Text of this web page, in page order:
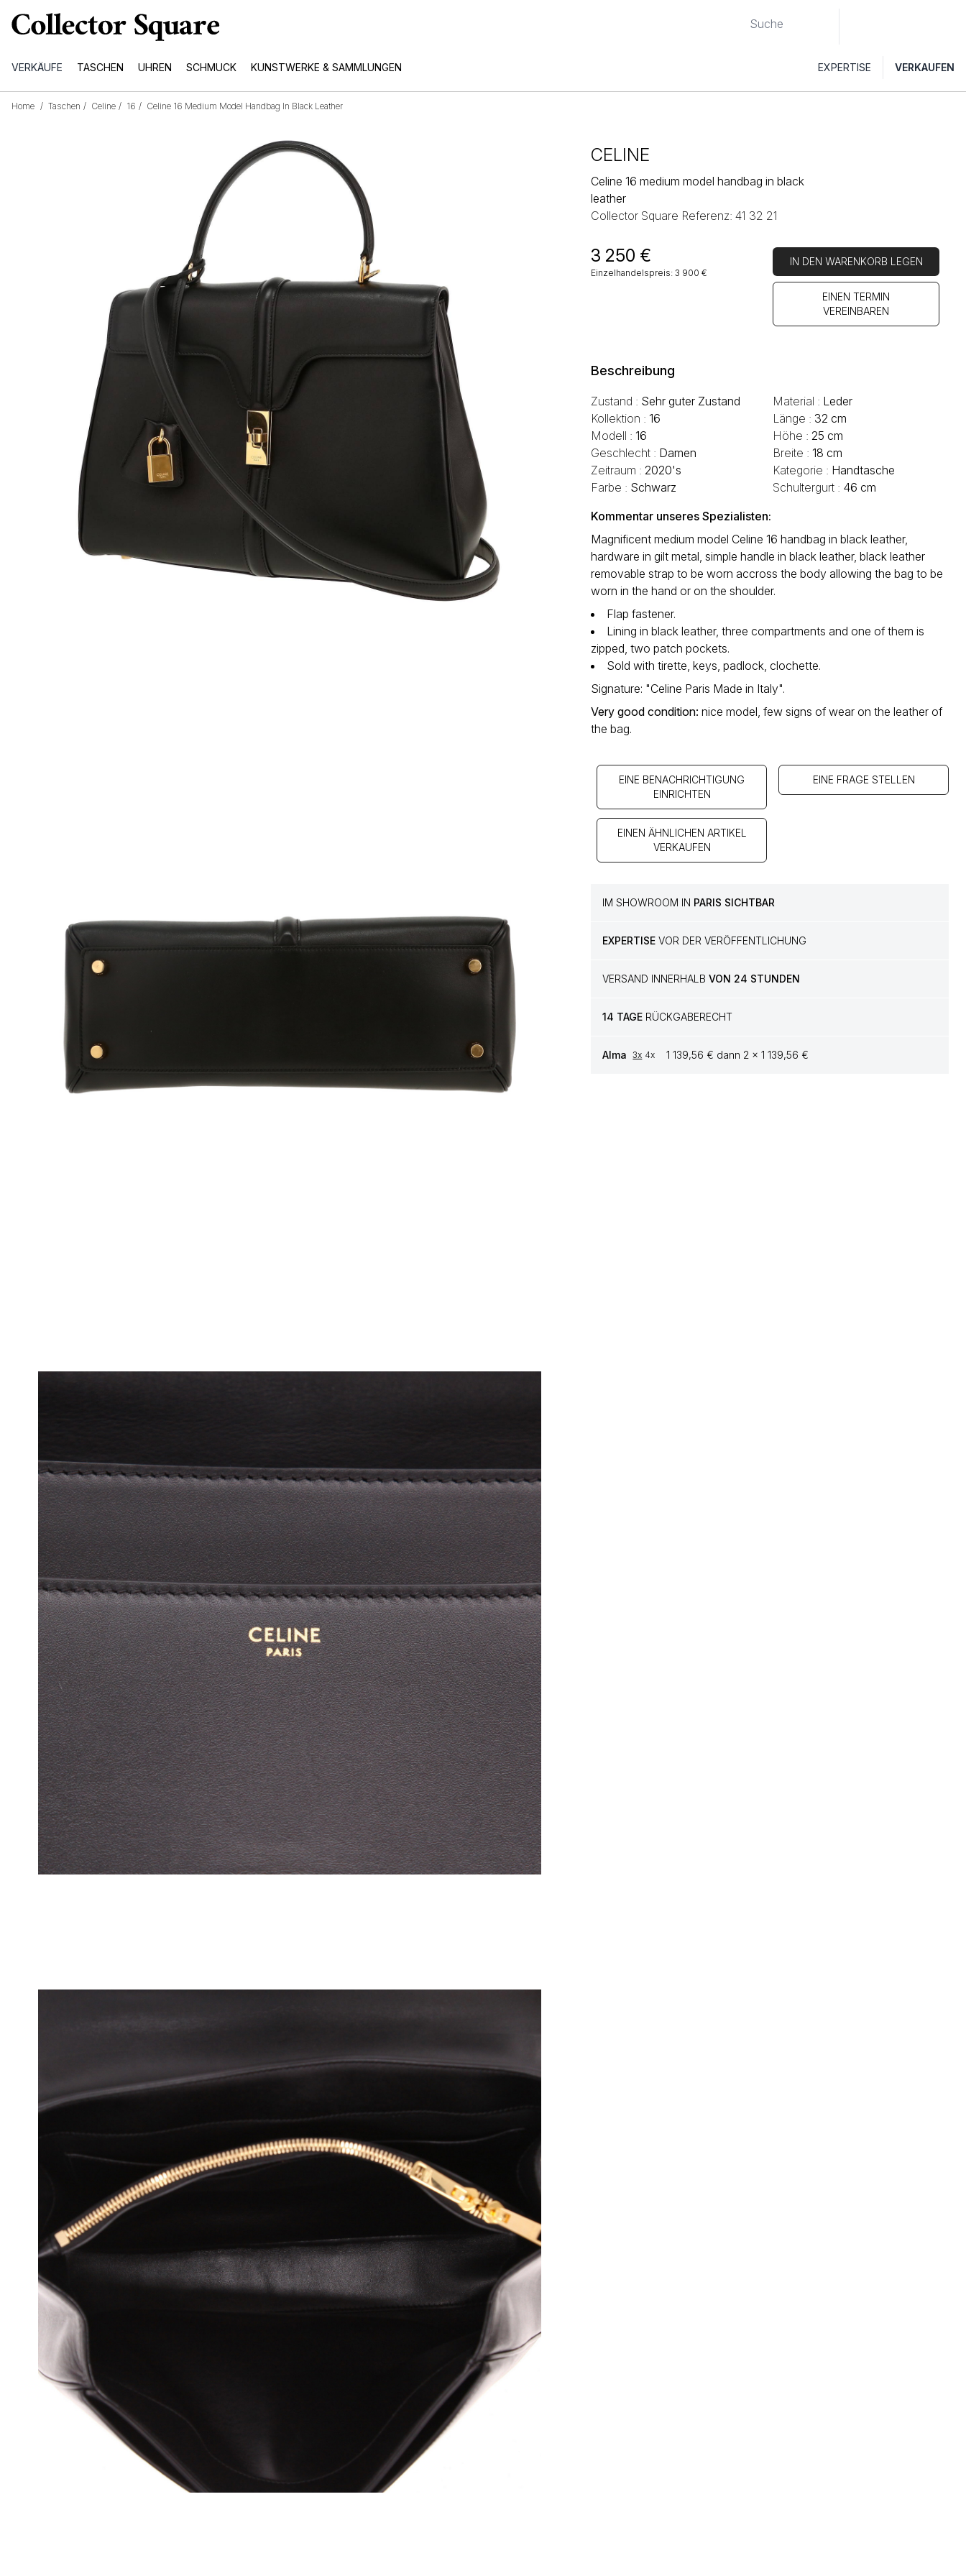
VERKÄUFE TASCHEN UHREN SCHMUCK KUNSTWERKE & SAMMLUNGEN EXPERTISE VERKAUFEN
Home / Taschen / Celine / 16 / Celine 16 Medium Model Handbag In Black Leather
CELINE
Celine 16 medium model handbag in black
leather
Collector Square Referenz: 41 32 21
3 250 €
Einzelhandelspreis: 3 900 €
IN DEN WARENKORB LEGEN
EINEN TERMIN
VEREINBAREN
Beschreibung
Zustand : Sehr guter Zustand
Kollektion :16
Modell :16
Geschlecht : Damen
Zeitraum :2020's
Farbe : Schwarz
Material : Leder
Länge : 32 cm
Höhe :25 cm
Breite :18 cm
Kategorie : Handtasche
Schultergurt : 46 cm
Kommentar unseres Spezialisten:
Magnificent medium model Celine 16 handbag in black leather,
hardware in gilt metal, simple handle in black leather, black leather
removable strap to be worn accross the body allowing the bag to be
worn in the hand or on the shoulder.
Flap fastener.
Lining in black leather, three compartments and one of them is
zipped, two patch pockets.
Sold with tirette, keys, padlock, clochette.
Signature: "Celine Paris Made in Italy".
Very good condition:nice model, few signs of wear on the leather of
the bag.
EINE BENACHRICHTIGUNG
EINRICHTEN
EINE FRAGE STELLEN
EINEN ÄHNLICHEN ARTIKEL
VERKAUFEN
IM SHOWROOM IN PARIS SICHTBAR
EXPERTISE VOR DER VERÖFFENTLICHUNG
VERSAND INNERHALBVON 24 STUNDEN
14 TAGE RÜCKGABERECHT
Alma 3x 4x 1 139,56 € dann 2 x 1 139,56 €